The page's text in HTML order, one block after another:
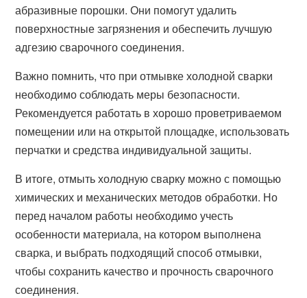
абразивные порошки. Они помогут удалить
поверхностные загрязнения и обеспечить лучшую
адгезию сварочного соединения.
Важно помнить, что при отмывке холодной сварки
необходимо соблюдать меры безопасности.
Рекомендуется работать в хорошо проветриваемом
помещении или на открытой площадке, использовать
перчатки и средства индивидуальной защиты.
В итоге, отмыть холодную сварку можно с помощью
химических и механических методов обработки. Но
перед началом работы необходимо учесть
особенности материала, на котором выполнена
сварка, и выбрать подходящий способ отмывки,
чтобы сохранить качество и прочность сварочного
соединения.